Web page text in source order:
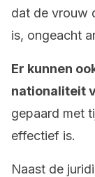
dat de vrouw
is, ongeacht
Er kunnen
nationaliteit
gepaard met
effectief is.
Naast de